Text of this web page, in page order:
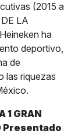
(2015 a
LA
ha
deportivo,
de
las riquezas
1 GRAN
Presentado